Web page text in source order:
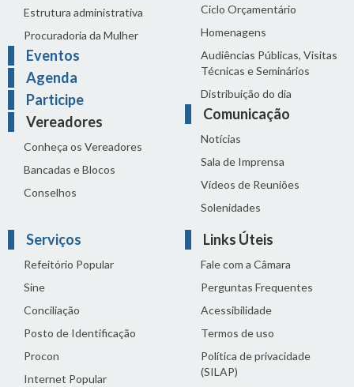
Estrutura administrativa
Procuradoria da Mulher
Eventos
Agenda
Participe
Vereadores
Conheça os Vereadores
Bancadas e Blocos
Conselhos
Ciclo Orçamentário
Homenagens
Audiências Públicas, Visitas
Técnicas e Seminários
Distribuição do dia
Comunicação
Notícias
Sala de Imprensa
Vídeos de Reuniões
Solenidades
Serviços
Refeitório Popular
Sine
Conciliação
Posto de Identificação
Procon
Internet Popular
Links Úteis
Fale com a Câmara
Perguntas Frequentes
Acessibilidade
Termos de uso
Política de privacidade
(SILAP)